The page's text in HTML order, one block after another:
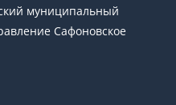
муниципальный
Сафоновское